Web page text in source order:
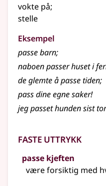
vokte på;
stelle
Eksempel
passebarn;
naboen passer huset i
de glemte å passe tiden;
pass dine egne saker!
jeg passet hunden sist
Faste uttrykk
passe kjeften
være forsiktig med